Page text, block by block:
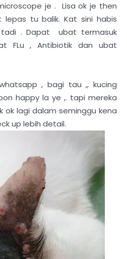
je . Lisa ok je then
lepas tu balik. Kat sini habis
tadi . Dapat ubat termasuk
FLu , Antibiotik dan ubat
, bagi tau ,, kucing
happy la ye ,. tapi mereka
ok lagi dalam seminggu kena
up lebih detail.